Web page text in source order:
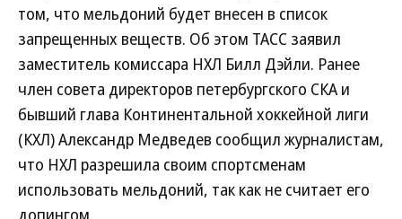
том, что мельдоний будет внесен в список
запрещенных веществ. Об этом ТАСС заявил
заместитель комиссара НХЛ Билл Дэйли. Ранее
член совета директоров петербургского СКА и
бывший глава Континентальной хоккейной лиги
(КХЛ) Александр Медведев сообщил журналистам,
что НХЛ разрешила своим спортсменам
использовать мельдоний, так как не считает его
допингом.